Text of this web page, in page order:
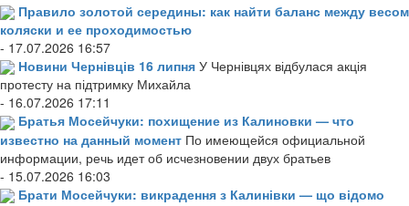
Правило золотой середины: как найти баланс между весом
коляски и ее проходимостью
- 17.07.2026 16:57
Новини Чернівців 16 липня У Чернівцях відбулася акція
протесту на підтримку Михайла
- 16.07.2026 17:11
Братья Мосейчуки: похищение из Калиновки — что
известно на данный момент По имеющейся официальной
информации, речь идет об исчезновении двух братьев
- 15.07.2026 16:03
Брати Мосейчуки: викрадення з Калинівки — що відомо